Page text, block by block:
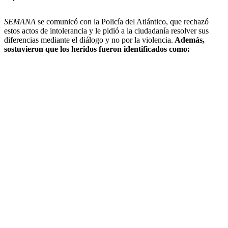
SEMANA se comunicó con la Policía del Atlántico, que rechazó
estos actos de intolerancia y le pidió a la ciudadanía resolver sus
diferencias mediante el diálogo y no por la violencia. Además,
sostuvieron que los heridos fueron identificados como: